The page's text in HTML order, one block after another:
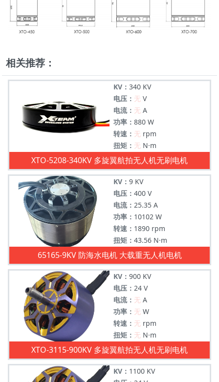
相关推荐：
KV： 340 KV
电压： 无 V
电流： 无 A
功率： 880 W
转速： 无 rpm
扭矩： 无 N·m
XTO-5208-340KV 多旋翼航拍无人机无刷电机
KV： 9 KV
电压： 400 V
电流： 25.35 A
功率： 10102 W
转速： 1890 rpm
扭矩： 43.56 N·m
65165-9KV 防海水电机 大载重无人机电机
KV： 900 KV
电压： 24 V
电流： 无 A
功率： 无 W
转速： 无 rpm
扭矩： 无 N·m
XTO-3115-900KV 多旋翼航拍无人机无刷电机
KV： 1100 KV